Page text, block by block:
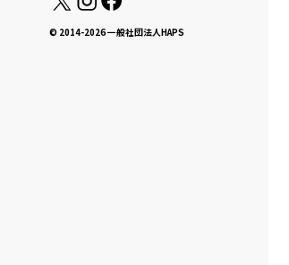
© 2014-2026 一般社団法人HAPS